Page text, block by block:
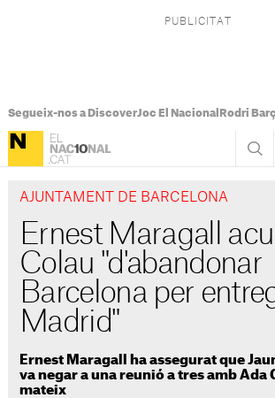
Segueix-nos a DiscoverJoc El Nacional Rodri
AJUNTAMENT DE BARCELONA
Ernest Maragall
Colau "d'abandonar
Barcelona per
Madrid"
Ernest Maragall ha assegurat que
va negar a una reunió a tres amb Ada
mateix